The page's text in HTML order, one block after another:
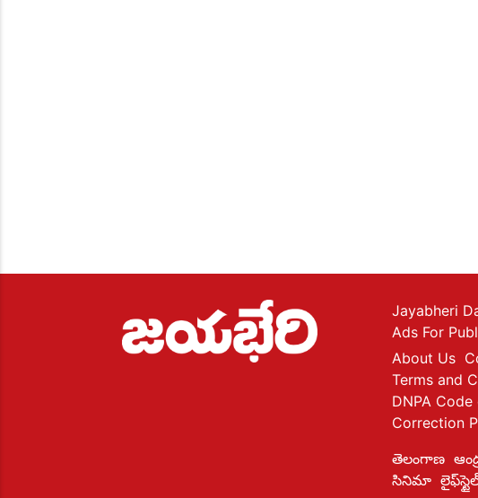
Jayabheri
Ads For
About Us
Terms and
DNPA
Correction
తెలంగాణ
సినిమా